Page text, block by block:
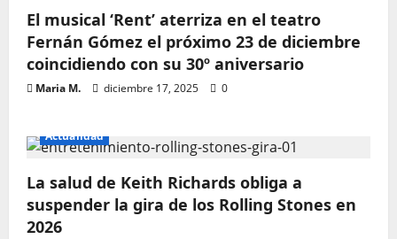
El musical ‘Rent’ aterriza en el teatro
Fernán Gómez el próximo 23 de diciembre
coincidiendo con su 30º aniversario
Maria M. diciembre 17, 2025 0
Actualidad
La salud de Keith Richards obliga a
suspender la gira de los Rolling Stones en
2026